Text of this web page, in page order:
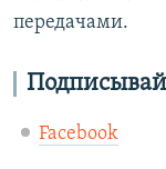
передачами.
Facebook